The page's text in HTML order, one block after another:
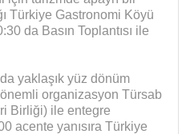
Türkiye Gastronomi Köyü
da Basın Toplantısı ile
yaklaşık yüz dönüm
organizasyon Türsab
Birliği) ile entegre
acente yanısıra Türkiye